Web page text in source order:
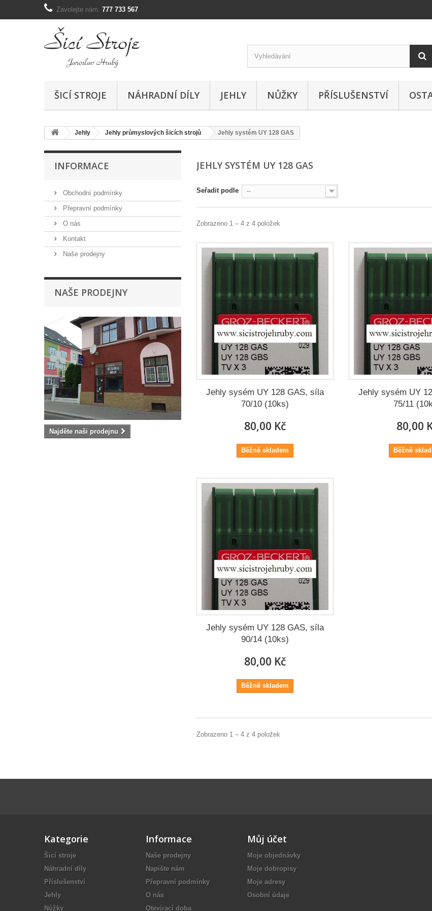
Zavolejte nám: 777 733 567
ŠICÍ STROJE NÁHRADNÍ DÍLY JEHLY NŮŽKY PŘÍSLUŠENSTVÍ
Jehly Jehly průmyslových šicích strojů Jehly systém UY 128 GAS
INFORMACE
Obchodní podmínky
Přepravní podmínky
O nás
Kontakt
Naše prodejny
NAŠE PRODEJNY
Najděte naši prodejnu
JEHLY SYSTÉM UY 128 GAS
Seřadit podle --
Zobrazeno 1 – 4 z 4 položek
Jehly sysém UY 128 GAS, síla
70/10 (10ks)
80,00 Kč
Běžně skladem
Jehly sysém UY
75/11
80,00
Běžně
Jehly sysém UY 128 GAS, síla
90/14 (10ks)
80,00 Kč
Běžně skladem
Zobrazeno 1 – 4 z 4 položek
Kategorie
Šicí stroje
Náhradní díly
Příslušenství
Jehly
Nůžky
Informace
Naše prodejny
Napište nám
Přepravní podmínky
O nás
Otevírací doba
Můj účet
Moje objednávky
Moje dobropisy
Moje adresy
Osobní údaje